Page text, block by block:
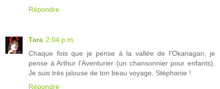
Répondre
Tara 2:04 p.m.
Chaque fois que je pense à la vallée de l'Okanagan, je
pense à Arthur l'Aventurier (un chansonnier pour enfants).
Je suis très jalouse de ton beau voyage, Stéphanie !
Répondre